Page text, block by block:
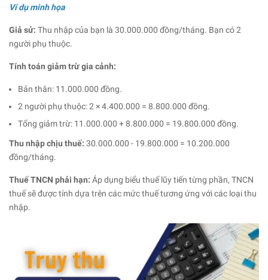
Ví dụ minh họa
Giả sử: Thu nhập của bạn là 30.000.000 đồng/tháng. Bạn có 2
người phụ thuộc.
Tính toán giảm trừ gia cảnh:
Bản thân: 11.000.000 đồng.
2 người phụ thuộc: 2 × 4.400.000 = 8.800.000 đồng.
Tổng giảm trừ: 11.000.000 + 8.800.000 = 19.800.000 đồng.
Thu nhập chịu thuế: 30.000.000 - 19.800.000 = 10.200.000
đồng/tháng.
Thuế TNCN phải hạn: Áp dụng biểu thuế lũy tiến từng phần, TNCN
thuế sẽ được tính dựa trên các mức thuế tương ứng với các loại thu
nhập.